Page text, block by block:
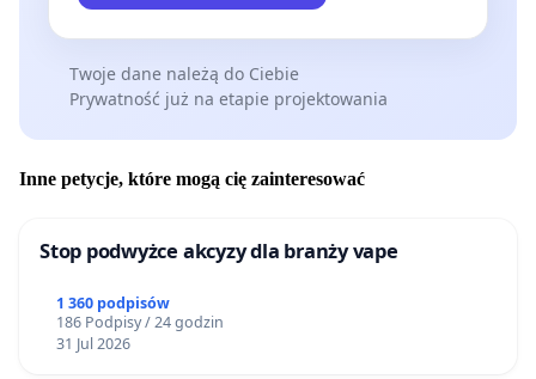
Twoje dane należą do Ciebie
Prywatność już na etapie projektowania
Inne petycje, które mogą cię zainteresować
Stop podwyżce akcyzy dla branży vape
1 360 podpisów
186 Podpisy / 24 godzin
31 Jul 2026